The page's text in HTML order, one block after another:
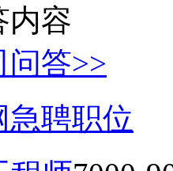
内容
问答>>
急聘职位